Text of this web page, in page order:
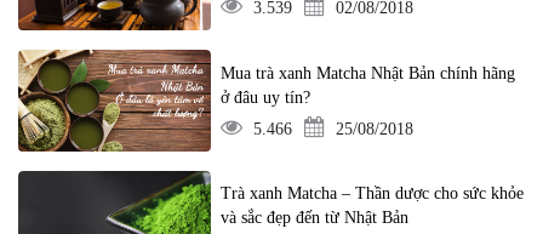
3.539
02/08/2018
Mua trà xanh Matcha Nhật Bản chính hãng
ở đâu uy tín?
5.466
25/08/2018
Trà xanh Matcha – Thần dược cho sức khỏe
và sắc đẹp đến từ Nhật Bản